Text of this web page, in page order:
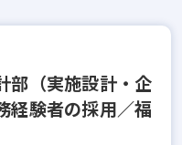
（実施設計・企
験者の採用／福